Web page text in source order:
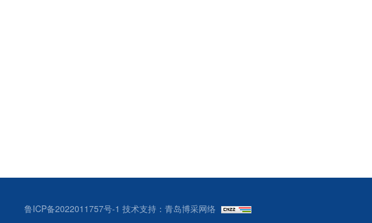
鲁ICP备2022011757号-1 技术支持：青岛博采网络